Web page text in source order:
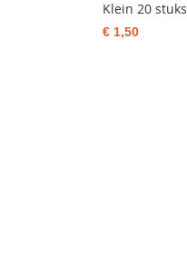
Klein 20 stuks
€ 1,50